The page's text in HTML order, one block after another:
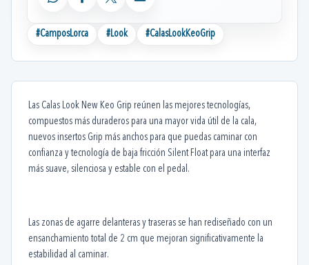
WhatsAppFacebook
X Email
#CamposLorca #Look #CalasLookKeoGrip
Las Calas Look New Keo Grip reúnen las mejores tecnologías,
compuestos más duraderos para una mayor vida útil de la cala,
nuevos insertos Grip más anchos para que puedas caminar con
confianza y tecnología de baja fricción Silent Float para una interfaz
más suave, silenciosa y estable con el pedal.
Las zonas de agarre delanteras y traseras se han rediseñado con un
ensanchamiento total de 2 cm que mejoran significativamente la
estabilidad al caminar.